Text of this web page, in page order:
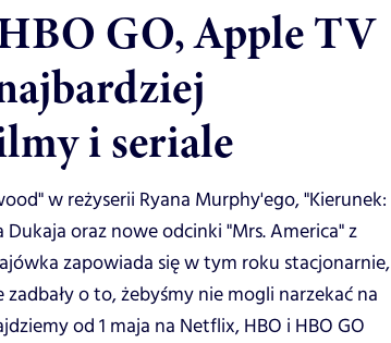
GO, Apple TV
i seriale
w reżyserii Ryana Murphy'ego, "Kierunek:
oraz nowe odcinki "Mrs. America" z
zapowiada się w tym roku stacjonarnie,
o to, żebyśmy nie mogli narzekać na
od 1 maja na Netflix, HBO i HBO GO